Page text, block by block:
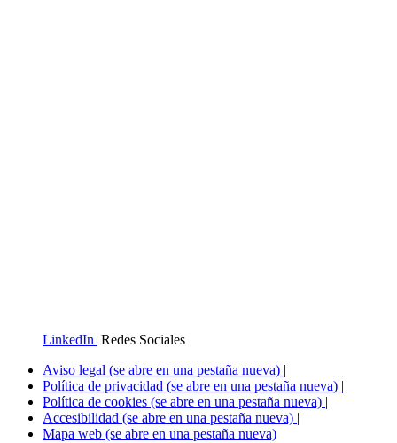
LinkedIn Redes Sociales
Aviso legal (se abre en una pestaña nueva) |
Política de privacidad (se abre en una pestaña nueva) |
Política de cookies (se abre en una pestaña nueva) |
Accesibilidad (se abre en una pestaña nueva) |
Mapa web (se abre en una pestaña nueva)